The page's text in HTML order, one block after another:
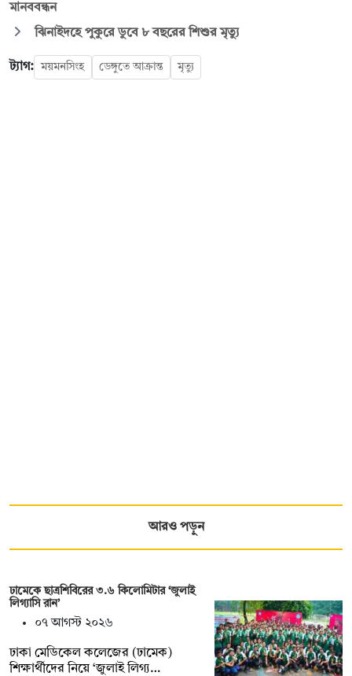
মানববন্ধন
ঝিনাইদহে পুকুরে ডুবে ৮ বছরের শিশুর মৃত্যু
ট্যাগ: ময়মনসিংহ ডেঙ্গুতে আক্রান্ত মৃত্যু
আরও পড়ুন
ঢামেকে ছাত্রশিবিরের ৩.৬ কিলোমিটার ‘জুলাই
লিগ্যাসি রান’
০৭ আগস্ট ২০২৬
ঢাকা মেডিকেল কলেজের (ঢামেক)
শিক্ষার্থীদের নিয়ে ‘জুলাই লিগ্য…